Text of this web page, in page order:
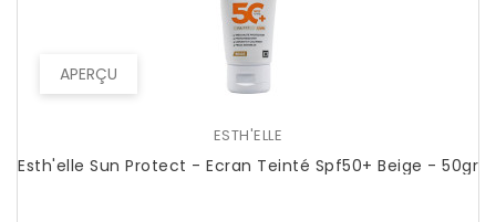
APERÇU
ESTH'ELLE
Esth'elle Sun Protect - Ecran Teinté Spf50+ Beige - 50gr